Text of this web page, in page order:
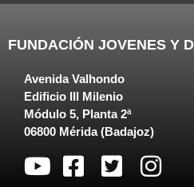
FUNDACIÓN JOVENES Y
Avenida Valhondo
Edificio III Milenio
Módulo 5, Planta 2ª
06800 Mérida (Badajoz)